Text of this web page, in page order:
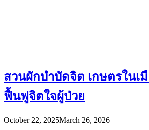
สวนผักบำบัดจิต เกษตรในเ
ฟื้นฟูจิตใจผู้ป่วย
October 22, 2025March 26, 2026